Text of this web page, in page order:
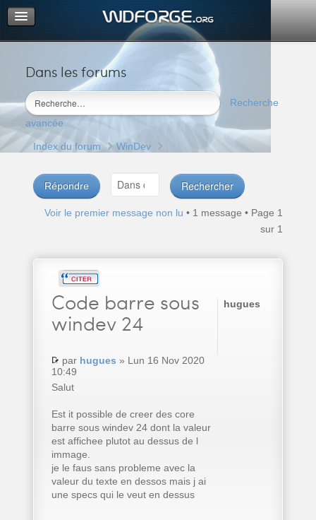
Dans les forums
Recherche
avancée
Portail
Index du forum
M’enregistrer
Connexion
Index du forum WinDev
Répondre
Voir le premier message non lu • 1 message • Page 1
sur 1
Code barre sous
windev 24
par hugues » Lun 16 Nov 2020
10:49
Salut
Est it possible de creer des core
barre sous windev 24 dont la valeur
est affichee plutot au dessus de l
immage.
je le faus sans probleme avec la
valeur du texte en dessos mais j ai
une specs qui le veut en dessus
hugues